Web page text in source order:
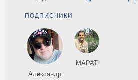
ПОДПИСЧИКИ
Александр
МАРАТ